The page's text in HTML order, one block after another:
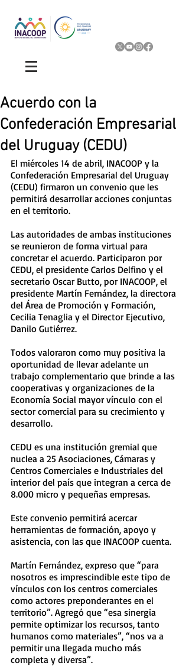
Acuerdo con la
Confederación Empresarial
del Uruguay (CEDU)
El miércoles 14 de abril, INACOOP y la
Confederación Empresarial del Uruguay
(CEDU) firmaron un convenio que les
permitirá desarrollar acciones conjuntas
en el territorio.
Las autoridades de ambas instituciones
se reunieron de forma virtual para
concretar el acuerdo. Participaron por
CEDU, el presidente Carlos Delfino y el
secretario Oscar Butto, por INACOOP, el
presidente Martín Fernández, la directora
del Área de Promoción y Formación,
Cecilia Tenaglia y el Director Ejecutivo,
Danilo Gutiérrez.
Todos valoraron como muy positiva la
oportunidad de llevar adelante un
trabajo complementario que brinde a las
cooperativas y organizaciones de la
Economía Social mayor vínculo con el
sector comercial para su crecimiento y
desarrollo.
CEDU es una institución gremial que
nuclea a 25 Asociaciones, Cámaras y
Centros Comerciales e Industriales del
interior del país que integran a cerca de
8.000 micro y pequeñas empresas.
Este convenio permitirá acercar
herramientas de formación, apoyo y
asistencia, con las que INACOOP cuenta.
Martín Fernández, expreso que “para
nosotros es imprescindible este tipo de
vínculos con los centros comerciales
como actores preponderantes en el
territorio”. Agregó que “esa sinergia
permite optimizar los recursos, tanto
humanos como materiales”, “nos va a
permitir una llegada mucho más
completa y diversa”.